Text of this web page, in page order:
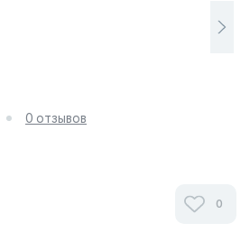
0 отзывов
0